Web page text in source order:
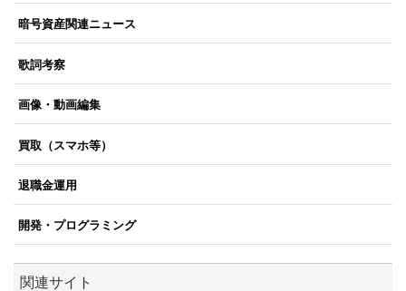
暗号資産関連ニュース
歌詞考察
画像・動画編集
買取（スマホ等）
退職金運用
開発・プログラミング
関連サイト